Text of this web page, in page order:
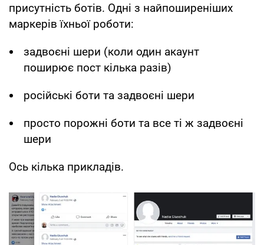
присутність ботів. Одні з найпоширеніших
маркерів їхньої роботи:
задвоєні шери (коли один акаунт
поширює пост кілька разів)
російські боти та задвоєні шери
просто порожні боти та все ті ж задвоєні
шери
Ось кілька прикладів.